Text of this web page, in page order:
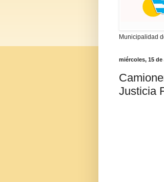
Municipalidad
miércoles, 15 de
Justicia